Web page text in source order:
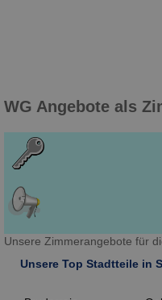
WG Angebote als
Unsere Zimmerangebote für
Unsere Top Stadtteile in